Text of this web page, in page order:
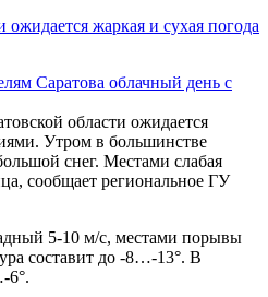
ожидается жаркая и сухая погода
области ожидается
Утром в большинстве
снег. Местами слабая
сообщает региональное ГУ
5-10 м/с, местами порывы
составит до -8…-13°. В
6°.